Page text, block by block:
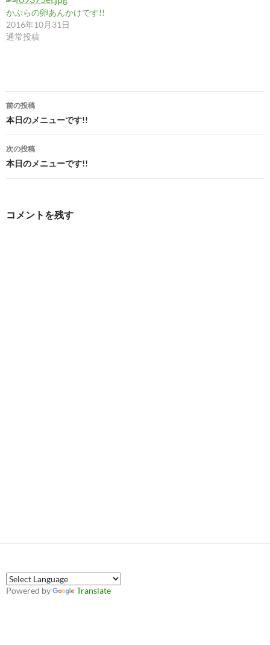
かぶらの卵あんかけです!!
2016年10月31日
通常投稿
投
稿
ナ
ビ
ゲ
前の投稿
本日のメニューです!!
次の投稿
本日のメニューです!!
コメントを残す
Powered by Translate